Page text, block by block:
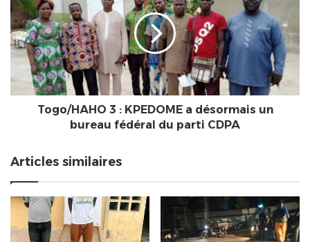
:
KPEDOME
a
désormais
bureau
fédéral
Togo/HAHO 3 : KPEDOME a désormais un
bureau fédéral du parti CDPA
Articles similaires